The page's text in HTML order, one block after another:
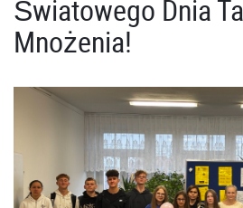
Światowego Dnia
Mnożenia!